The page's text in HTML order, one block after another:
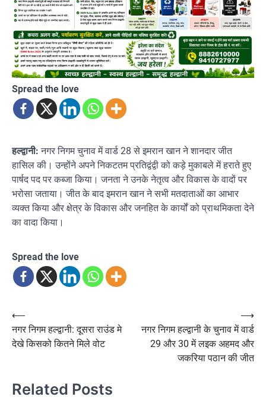
Spread the love
हल्द्वानी: नगर निगम चुनाव में वार्ड 28 से इमरान खान ने शानदार जीत
हासिल की। उन्होंने अपने निकटतम प्रतिद्वंद्वी को कड़े मुकाबले में हराते हुए
पार्षद पद पर कब्जा किया। जनता ने उनके नेतृत्व और विकास के वादों पर
भरोसा जताया। जीत के बाद इमरान खान ने सभी मतदाताओं का आभार
व्यक्त किया और क्षेत्र के विकास और जनहित के कार्यों को प्राथमिकता देने
का वादा किया।
Spread the love
Post
navigation
⟵
नगर निगम हल्द्वानी: दूसरा राउंड मे
देखे किसको कितने मिले वोट
नगर निगम हल्द्वानी के चुनाव में वार्ड
29 और 30 में लइक अहमद और
जकरिया पठान की जीत
⟶
Related Posts